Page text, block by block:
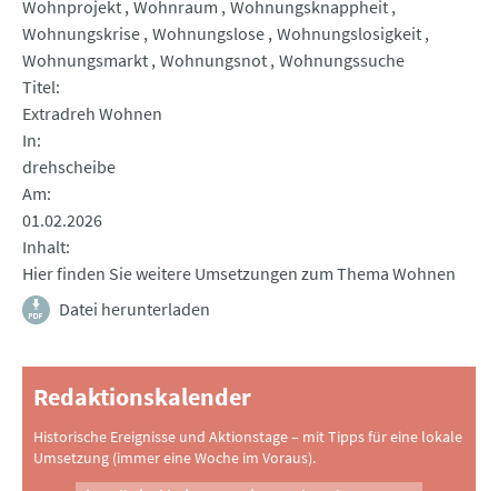
Wohnprojekt Wohnraum Wohnungsknappheit
Wohnungskrise Wohnungslose Wohnungslosigkeit
Wohnungsmarkt Wohnungsnot Wohnungssuche
Titel
Extradreh Wohnen
In
drehscheibe
Am
01.02.2026
Inhalt
Hier finden Sie weitere Umsetzungen zum Thema Wohnen
Datei herunterladen
Redaktionskalender
Historische Ereignisse und Aktionstage – mit Tipps für eine lokale
Umsetzung (immer eine Woche im Voraus).